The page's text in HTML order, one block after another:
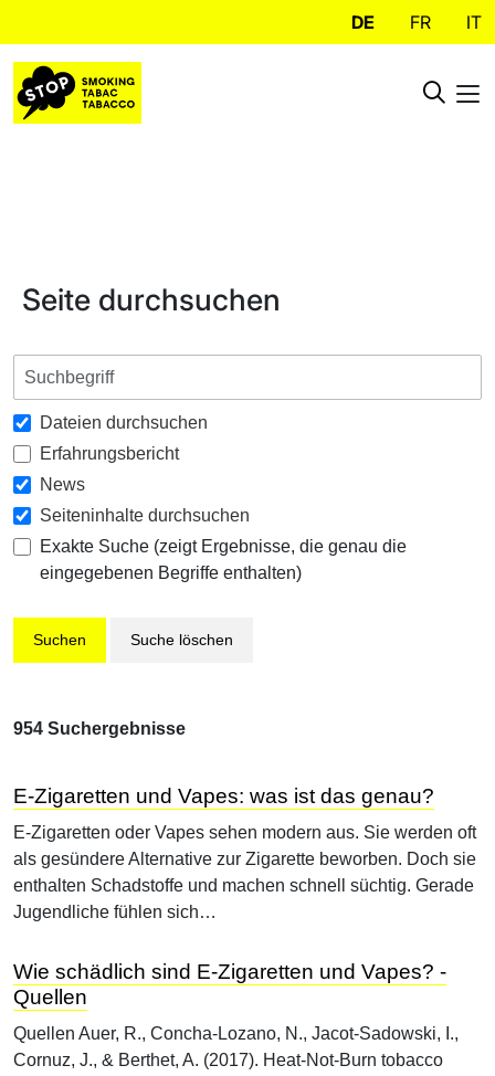
DE FR IT
Seite durchsuchen
Dateien durchsuchen
Erfahrungsbericht
News
Seiteninhalte durchsuchen
Exakte Suche (zeigt Ergebnisse, die genau die
eingegebenen Begriffe enthalten)
Suche löschen
954 Suchergebnisse
E-Zigaretten und Vapes: was ist das genau?
E-Zigaretten oder Vapes sehen modern aus. Sie werden oft
als gesündere Alternative zur Zigarette beworben. Doch sie
enthalten Schadstoffe und machen schnell süchtig. Gerade
Jugendliche fühlen sich…
Wie schädlich sind E-Zigaretten und Vapes? -
Quellen
Quellen Auer, R., Concha-Lozano, N., Jacot-Sadowski, I.,
Cornuz, J., & Berthet, A. (2017). Heat-Not-Burn tobacco